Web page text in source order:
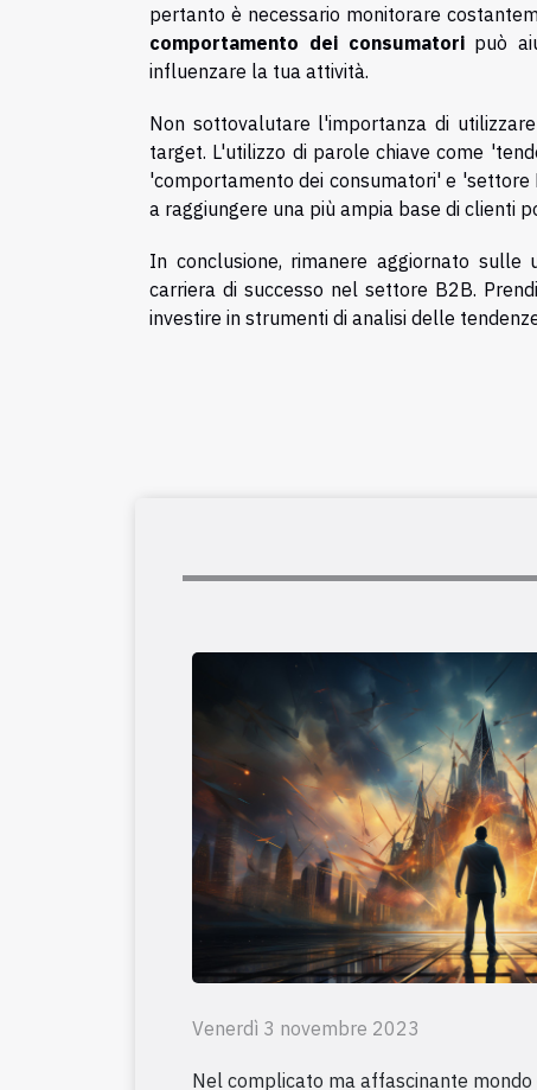
pertanto è necessario monitorare
comportamento dei consumatoripuò
influenzare la tua attività.
Non sottovalutare l'importanza di
target. L'utilizzo di parole chiave come
'comportamento dei consumatori' e
a raggiungere una più ampia base di clienti
In conclusione, rimanere aggiornato
carriera di successo nel settore B2B.
investire in strumenti di analisi delle
Venerdì 3 novembre 2023
Nel complicato ma affascinante